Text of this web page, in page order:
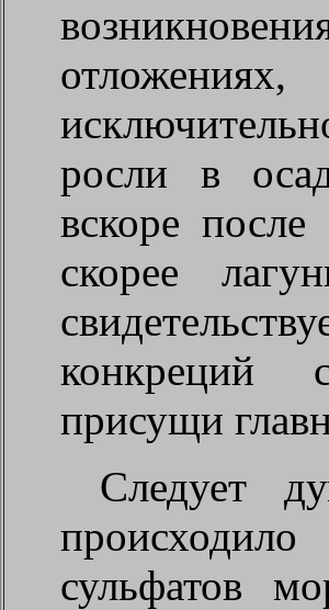
росли в
вскоре
скорее
конкреций
присущи
Следует
сульфатов